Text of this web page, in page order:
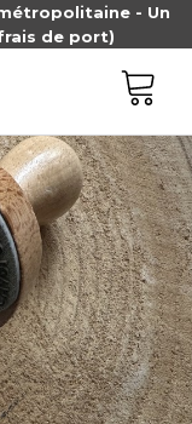
- Un
de port)